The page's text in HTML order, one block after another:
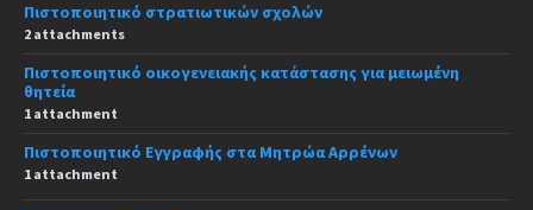
Πιστοποιητικό στρατιωτικών σχολών
2 attachments
Πιστοποιητικό οικογενειακής κατάστασης για μειωμένη
θητεία
1 attachment
Πιστοποιητικό Εγγραφής στα Μητρώα Αρρένων
1 attachment